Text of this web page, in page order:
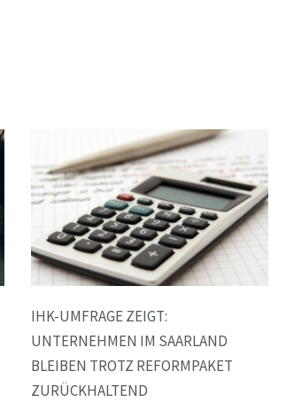
IHK-UMFRAGE ZEIGT:
UNTERNEHMEN IM SAARLAND
BLEIBEN TROTZ REFORMPAKET
ZURÜCKHALTEND